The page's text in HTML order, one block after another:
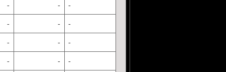
- - -
- - -
- - -
- - -